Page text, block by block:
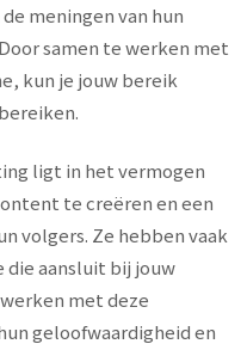
meningen van hun
samen te werken met
kun je jouw bereik
ligt in het vermogen
te creëren en een
volgers. Ze hebben vaak
die aansluit bij jouw
met deze
geloofwaardigheid en